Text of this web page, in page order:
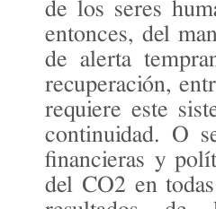
de los seres
entonces, del
de alerta
recuperación,
requiere este
continuidad. O
financieras y
del CO2 en